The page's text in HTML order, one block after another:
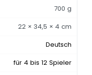
700 g
22 × 34,5 × 4 cm
Deutsch
für 4 bis 12 Spieler